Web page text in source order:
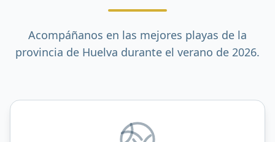
Acompáñanos en las mejores playas de la
provincia de Huelva durante el verano de 2026.